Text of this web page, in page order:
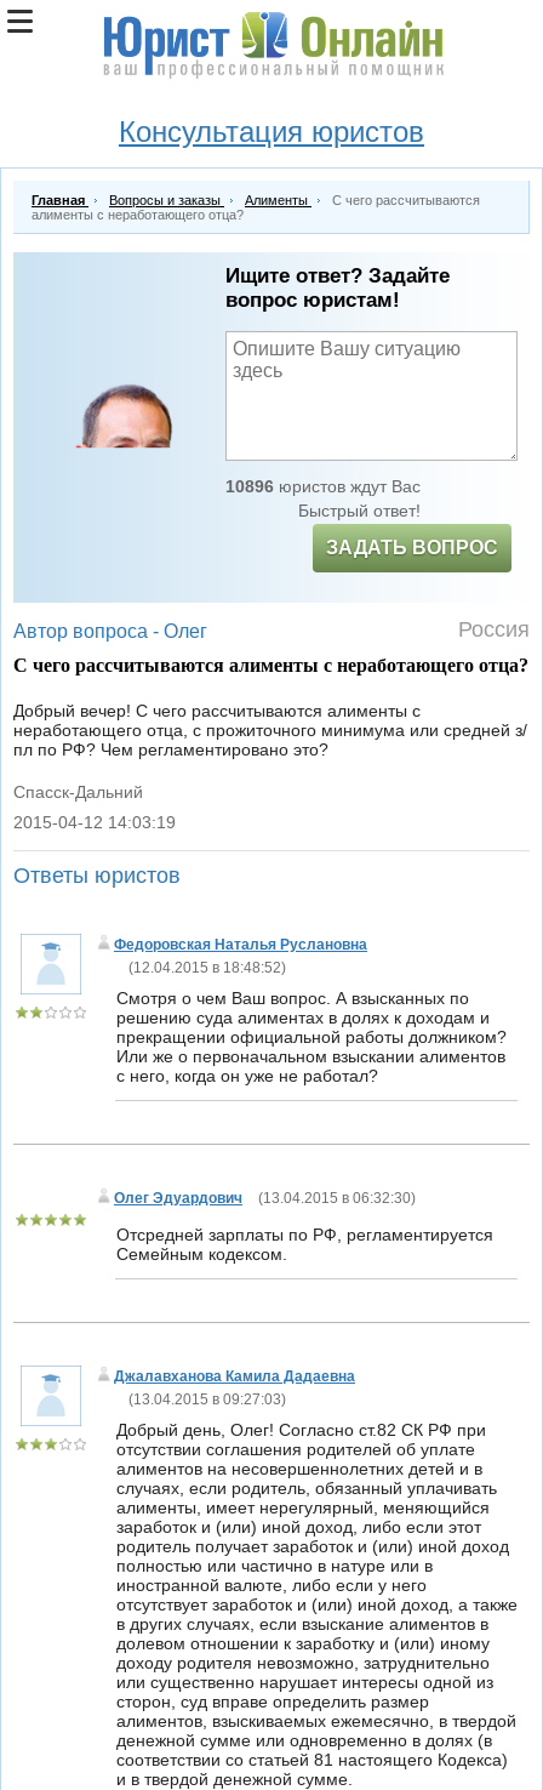
Консультация юристов
Главная Вопросы и заказы Алименты
С чего рассчитываются
алименты с неработающего отца?
Ищите ответ? Задайте
вопрос юристам!
10896юристов ждут Вас
Быстрый ответ!
ЗАДАТЬ ВОПРОС
Автор вопроса - Олег Россия
С чего рассчитываются алименты с неработающего отца?
Добрый вечер! С чего рассчитываются алименты с
неработающего отца, с прожиточного минимума или средней з/
пл по РФ? Чем регламентировано это?
Спасск-Дальний
|
2015-04-12 14:03:19
Ответы юристов
Федоровская Наталья Руслановна
(12.04.2015 в 18:48:52)
Смотря о чем Ваш вопрос. А взысканных по
решению суда алиментах в долях к доходам и
прекращении официальной работы должником?
Или же о первоначальном взыскании алиментов
с него, когда он уже не работал?
Олег Эдуардович (13.04.2015 в 06:32:30)
Отсредней зарплаты по РФ, регламентируется
Семейным кодексом.
Джалавханова Камила Дадаевна
(13.04.2015 в 09:27:03)
Добрый день, Олег! Согласно ст.82 СК РФ при
отсутствии соглашения родителей об уплате
алиментов на несовершеннолетних детей и в
случаях, если родитель, обязанный уплачивать
алименты, имеет нерегулярный, меняющийся
заработок и (или) иной доход, либо если этот
родитель получает заработок и (или) иной доход
полностью или частично в натуре или в
иностранной валюте, либо если у него
отсутствует заработок и (или) иной доход, а также
в других случаях, если взыскание алиментов в
долевом отношении к заработку и (или) иному
доходу родителя невозможно, затруднительно
или существенно нарушает интересы одной из
сторон, суд вправе определить размер
алиментов, взыскиваемых ежемесячно, в твердой
денежной сумме или одновременно в долях (в
соответствии со статьей 81 настоящего Кодекса)
и в твердой денежной сумме.